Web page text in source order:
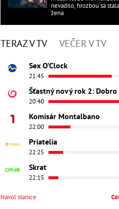
nevadilo, hrozbou sa
žena
TERAZ V TV VEČER V TV
Sex O’Clock
21:45
20:40
Komisár Montalbano
22:00
Priatelia
22:25
Skrat
22:15
Navoľ stanice